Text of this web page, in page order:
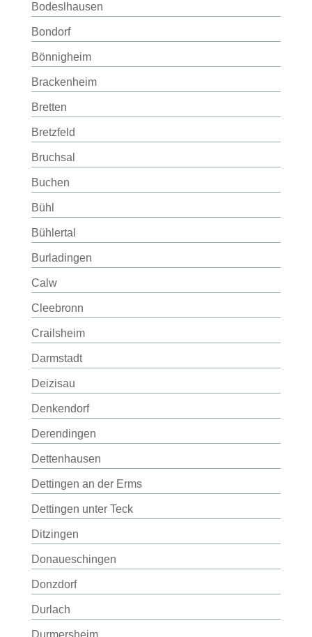
Bodeslhausen
Bondorf
Bönnigheim
Brackenheim
Bretten
Bretzfeld
Bruchsal
Buchen
Bühl
Bühlertal
Burladingen
Calw
Cleebronn
Crailsheim
Darmstadt
Deizisau
Denkendorf
Derendingen
Dettenhausen
Dettingen an der Erms
Dettingen unter Teck
Ditzingen
Donaueschingen
Donzdorf
Durlach
Durmersheim